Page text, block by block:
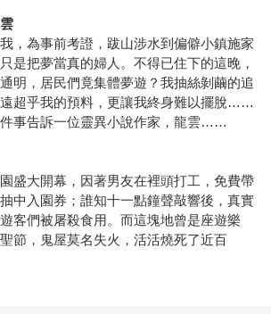
，為事前考證，跋山涉水到偏僻小鎮施家
是把夢當真的婦人。不得已住下的這晚，
明，居民們竟集體夢遊？我抽絲剝繭的追
超乎我的預料，更讓我終身難以擺脫……
事告訴一位靈異小說作家，龍雲……
盛大開幕，因著男友在裡頭打工，免費帶
中入園券；誰知十一點鐘聲敲響後，真實
客們被屠殺食用。而這塊地曾是座遊樂
節，鬼屋莫名失火，活活燒死了近百